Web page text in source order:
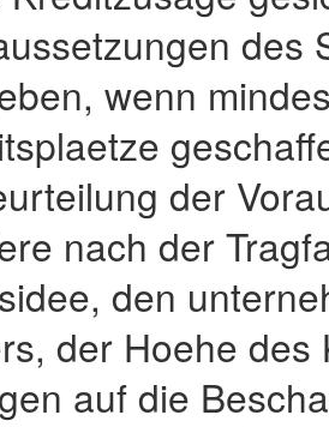
des
wenn
der
nach der
den
der Hoehe
auf die